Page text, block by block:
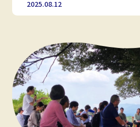
2025.08.12